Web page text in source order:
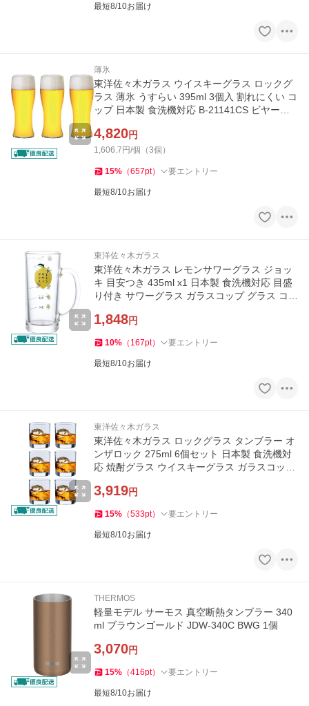
最短8/10お届け
薄氷
東洋佐々木ガラス ウイスキーグラス ロックグ
ラス 薄氷 うすらい 395ml 3個入 割れにくい コ
ップ 日本製 食洗機対応 B-21141CS ビヤーグ
4,820円
1,606.7円/個（3個）
15% （657pt） 要エントリー
最短8/10お届け
東洋佐々木ガラス
東洋佐々木ガラス レモンサワーグラス ジョッ
キ 目安つき 435ml x1 日本製 食洗機対応 目盛
り付き サワーグラス ガラスコップ グラス コッ
1,848円
10% （ 167pt） 要エントリー
最短8/10お届け
東洋佐々木ガラス
東洋佐々木ガラス ロックグラス タンブラー オ
ンザロック 275ml 6個セット 日本製 食洗機対
応 焼酎グラス ウイスキーグラス ガラスコップ
3,919円
15% （533pt） 要エントリー
最短8/10お届け
THERMOS
軽量モデル サーモス 真空断熱タンブラー 340
ml ブラウンゴールド JDW-340C BWG 1個
3,070円
15% （416pt） 要エントリー
最短8/10お届け